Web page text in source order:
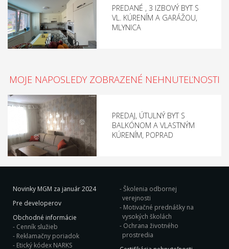
PREDANÉ , 3 IZBOVÝ BYT S
VL. KÚRENÍM A GARÁŽOU,
MLYNICA
MOJE NAPOSLEDY ZOBRAZENÉ NEHNUTEĽNOSTI
PREDAJ, ÚTULNÝ BYT S
BALKÓNOM A VLASTNÝM
KÚRENÍM, POPRAD
Novinky MGM za január 2024
Pre developerov
Obchodné informácie
Cenník služieb
Reklamačny poriadok
Etický kódex NARKS
Školenia odbornej
verejnosti
Motivačné prednášky na
vysokých školách
Ochrana životného
prostredia